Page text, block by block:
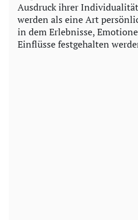
Ausdruck ihrer
werden als eine Art
in dem Erlebnisse,
Einflüsse festgehalten